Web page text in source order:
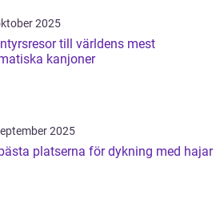
2025
till världens mest
kanjoner
2025
platserna för dykning med hajar